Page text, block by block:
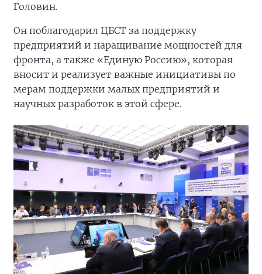
Головин.
Он поблагодарил ЦБСТ за поддержку
предприятий и наращивание мощностей для
фронта, а также «Единую Россию», которая
вносит и реализует важные инициативы по
мерам поддержки малых предприятий и
научных разработок в этой сфере.